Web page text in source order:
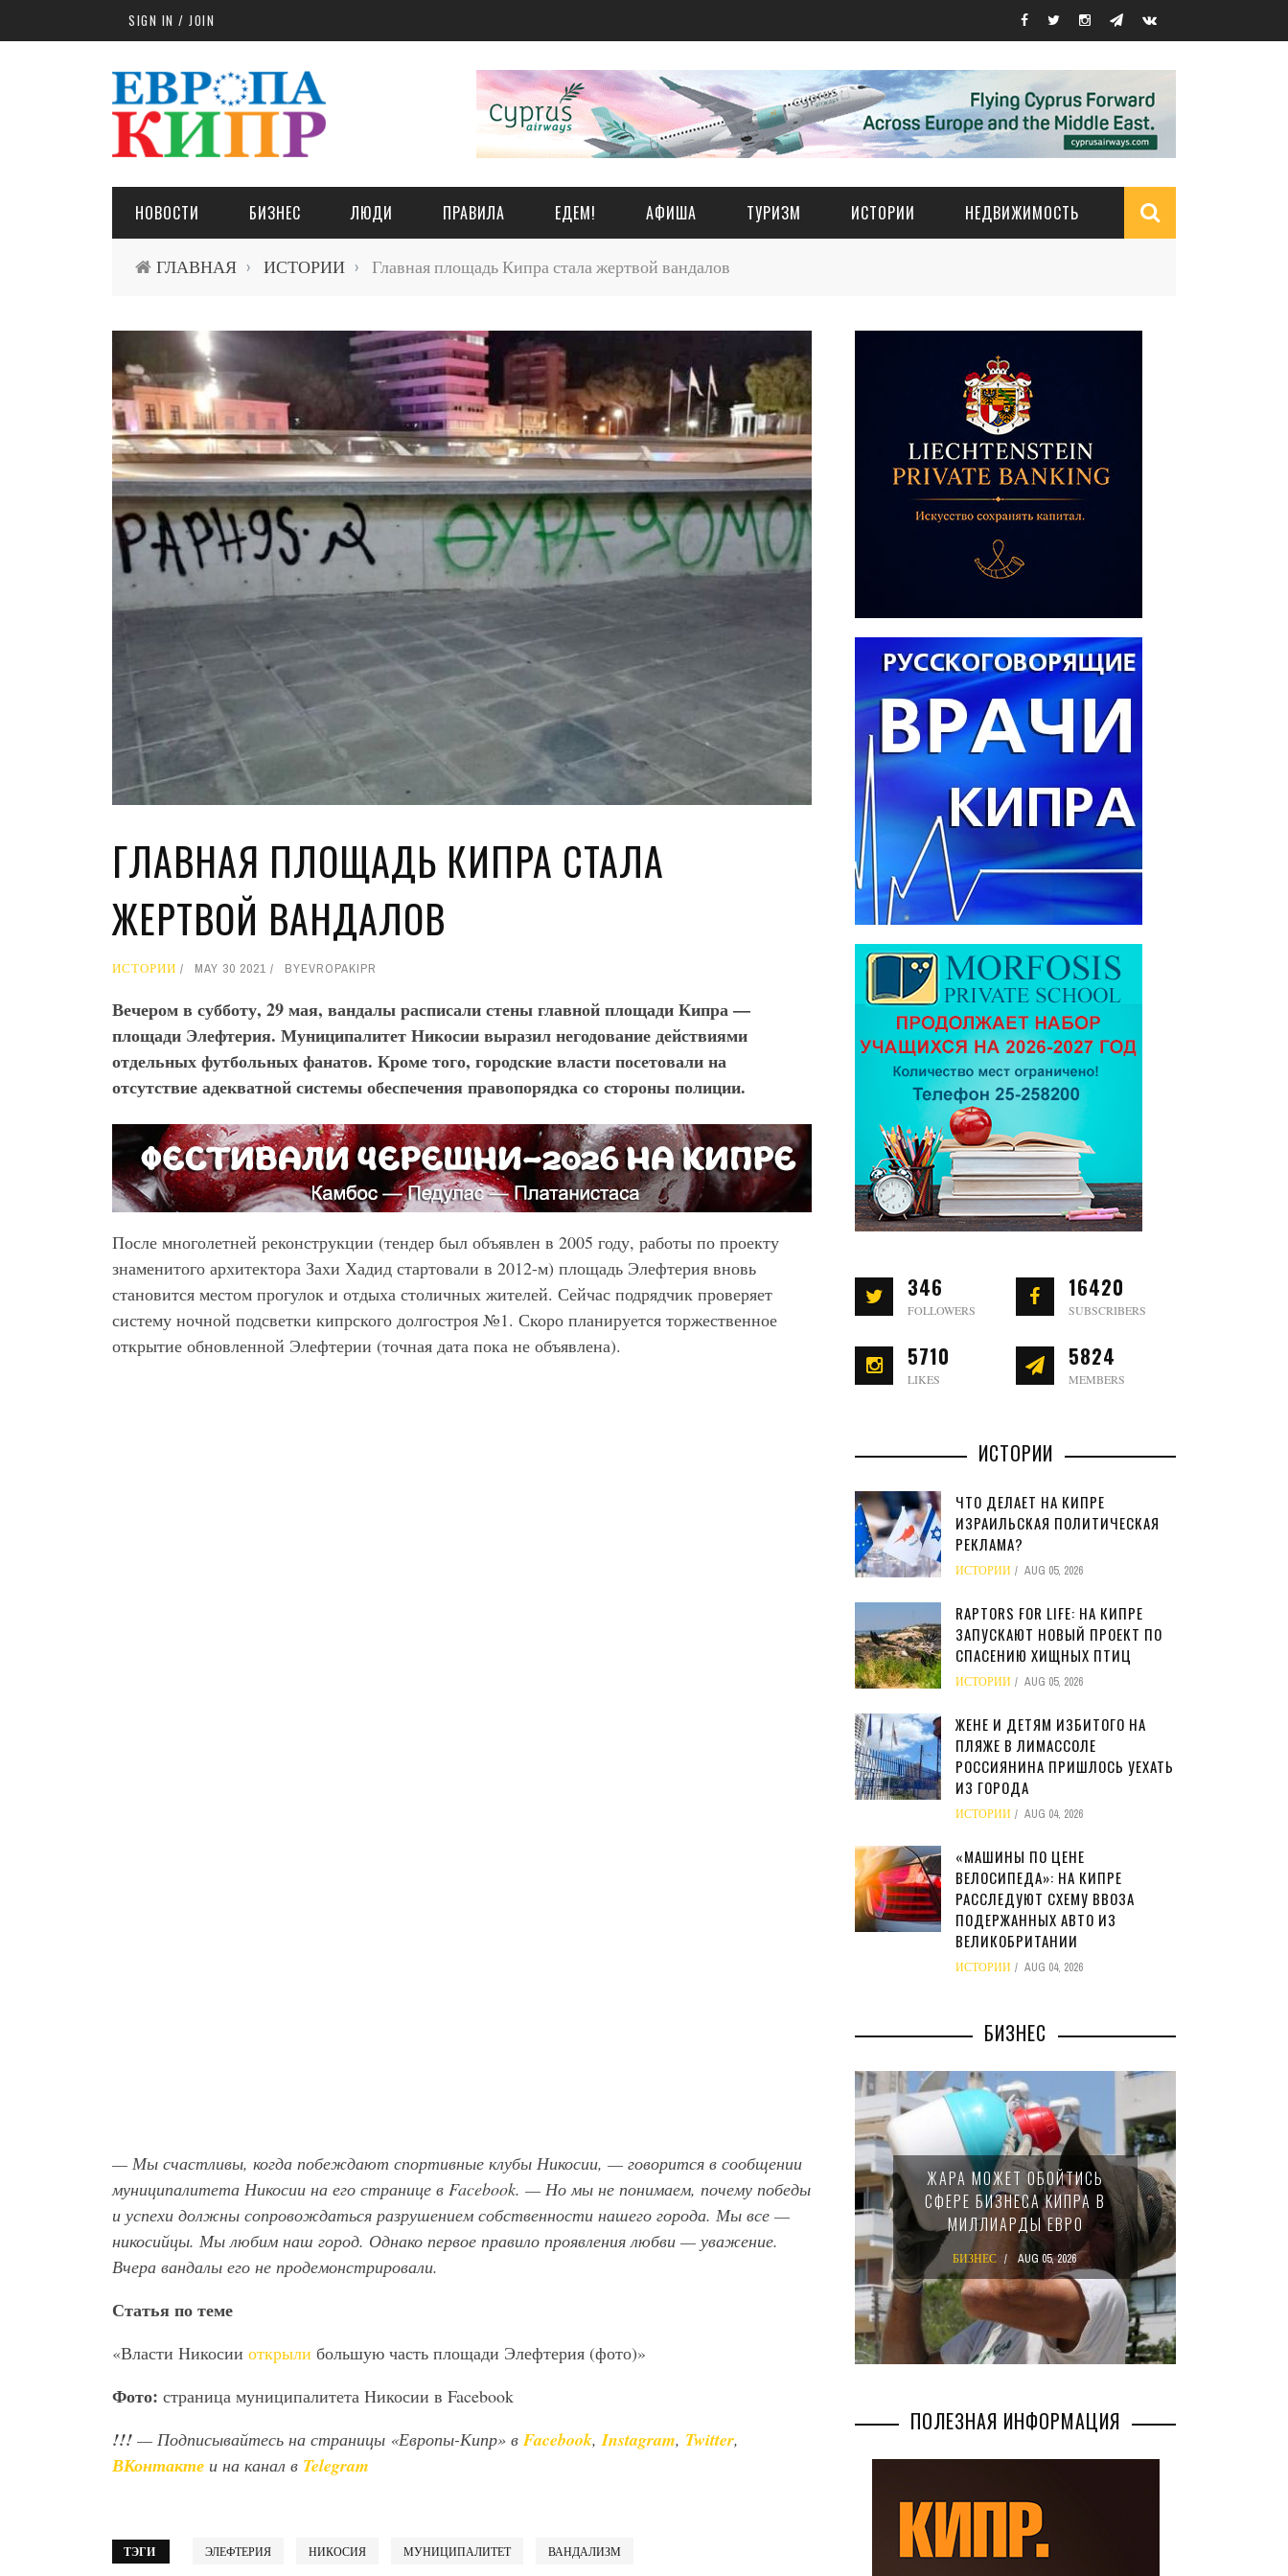
Skip to main contentSIGN IN / JOIN
НОВОСТИ БИЗНЕС ЛЮДИ ПРАВИЛА ЕДЕМ! АФИША ТУРИЗМ ИСТОРИИ НЕДВИЖИМОСТЬ
ГЛАВНАЯ › ИСТОРИИ › Главная площадь Кипра стала жертвой вандалов
ГЛАВНАЯ ПЛОЩАДЬ КИПРА СТАЛА
ЖЕРТВОЙ ВАНДАЛОВ
ИСТОРИИ MAY 30 2021 BYEVROPAKIPR
Вечером в субботу, 29 мая, вандалы расписали стены главной площади Кипра —
площади Элефтерия. Муниципалитет Никосии выразил негодование действиями
отдельных футбольных фанатов. Кроме того, городские власти посетовали на
отсутствие адекватной системы обеспечения правопорядка со стороны полиции.
После многолетней реконструкции (тендер был объявлен в 2005 году, работы по проекту
знаменитого архитектора Захи Хадид стартовали в 2012-м) площадь Элефтерия вновь
становится местом прогулок и отдыха столичных жителей. Сейчас подрядчик проверяет
систему ночной подсветки кипрского долгостроя №1. Скоро планируется торжественное
открытие обновленной Элефтерии (точная дата пока не объявлена).
— Мы счастливы, когда побеждают спортивные клубы Никосии, — говорится в сообщении
муниципалитета Никосии на его странице в Facebook. — Но мы не понимаем, почему победы
и успехи должны сопровождаться разрушением собственности нашего города. Мы все —
никосийцы. Мы любим наш город. Однако первое правило проявления любви — уважение.
Вчера вандалы его не продемонстрировали.
Статья по теме
«Власти Никосии открыли большую часть площади Элефтерия (фото)»
Фото: страница муниципалитета Никосии в Facebook
!!! — Подписывайтесь на страницы «Европы-Кипр» вFacebook,Instagram, Twitter,
ВКонтакте и на канал в Telegram
ТЭГИ ЭЛЕФТЕРИЯ НИКОСИЯ МУНИЦИПАЛИТЕТ ВАНДАЛИЗМ
346
FOLLOWERS
16420
SUBSCRIBERS
5710
LIKES
5824
MEMBERS
ИСТОРИИ
ЧТО ДЕЛАЕТ НА КИПРЕ
ИЗРАИЛЬСКАЯ ПОЛИТИЧЕСКАЯ
РЕКЛАМА?
ИСТОРИИ AUG 05, 2026
RAPTORS FOR LIFE: НА КИПРЕ
ЗАПУСКАЮТ НОВЫЙ ПРОЕКТ ПО
СПАСЕНИЮ ХИЩНЫХ ПТИЦ
ИСТОРИИ AUG 05, 2026
ЖЕНЕ И ДЕТЯМ ИЗБИТОГО НА
ПЛЯЖЕ В ЛИМАССОЛЕ
РОССИЯНИНА ПРИШЛОСЬ УЕХАТЬ
ИЗ ГОРОДА
ИСТОРИИ AUG 04, 2026
«МАШИНЫ ПО ЦЕНЕ
ВЕЛОСИПЕДА»: НА КИПРЕ
РАССЛЕДУЮТ СХЕМУ ВВОЗА
ПОДЕРЖАННЫХ АВТО ИЗ
ВЕЛИКОБРИТАНИИ
ИСТОРИИ AUG 04, 2026
БИЗНЕС
В 2028 ГОДУ ENI НАЧНЕТ
ДОБЫЧУ ГАЗА НА
МЕСТОРОЖДЕНИИ KRONOS
НА КИПРСКОМ ШЕЛЬФЕ
ЖАРА МОЖЕТ ОБОЙТИСЬ
СФЕРЕ БИЗНЕСА КИПРА В
МИЛЛИАРДЫ ЕВРО
БИЗНЕС AUG 05, 2026
ПОЛЕЗНАЯ ИНФОРМАЦИЯ